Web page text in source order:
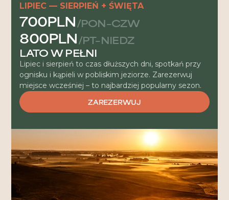
LIPIEC — SIERPIEŃ + ŚWIĘTA
700PLN/PON–CZW
800PLN/PT–NIEDZ
LATO W PEŁNI
Lipiec i sierpień to czas dłuższych dni, spotkań przy
ognisku i kąpieli w pobliskim jeziorze. Zarezerwuj
miejsce wcześniej – to najbardziej popularny sezon.
ZAREZERWUJ